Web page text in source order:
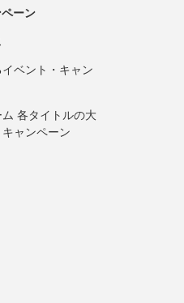
ーン
ベント・キャン
各タイトルの大
ャンペーン